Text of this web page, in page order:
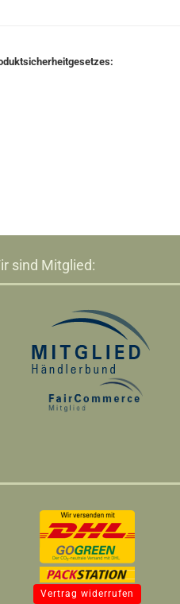
sind Mitglied:
Vertrag widerrufen